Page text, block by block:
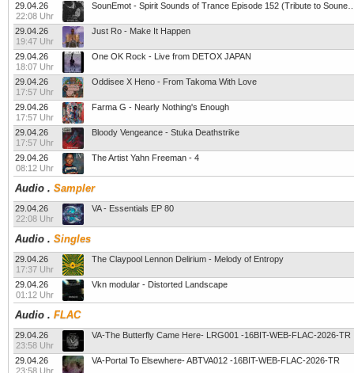
29.04.26
22:08 Uhr
29.04.26
19:47 Uhr
Just Ro - Make It Happen
29.04.26
18:07 Uhr
One OK Rock - Live from DETOX JAPAN
29.04.26
17:57 Uhr
Oddisee X Heno - From Takoma With Love
29.04.26
17:57 Uhr
Farma G - Nearly Nothing's Enough
29.04.26
17:57 Uhr
Bloody Vengeance - Stuka Deathstrike
29.04.26
08:12 Uhr
The Artist Yahn Freeman - 4
Audio . Sampler
29.04.26
22:08 Uhr
VA - Essentials EP 80
Audio . Singles
29.04.26
17:37 Uhr
The Claypool Lennon Delirium - Melody of Entropy
29.04.26
01:12 Uhr
Vkn modular - Distorted Landscape
Audio . FLAC
29.04.26
23:58 Uhr
VA-The Butterfly Came Here- LRG001 -16BIT-WEB-FLAC-2026-TR
29.04.26
23:58 Uhr
VA-Portal To Elsewhere- ABTVA012 -16BIT-WEB-FLAC-2026-TR